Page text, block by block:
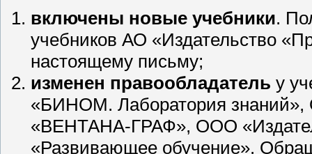
включены новые учебники.
учебников АО «Издательство
настоящему письму;
изменен правообладатель у
«БИНОМ. Лаборатория
«ВЕНТАНА-ГРАФ», ООО
«Развивающее обучение».